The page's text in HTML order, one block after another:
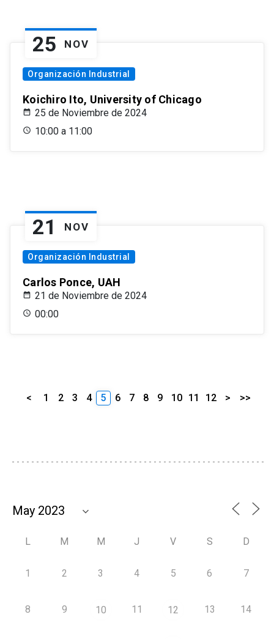
25 NOV
Organización Industrial
Koichiro Ito, University of Chicago
25 de Noviembre de 2024
10:00 a 11:00
21 NOV
Organización Industrial
Carlos Ponce, UAH
21 de Noviembre de 2024
00:00
< 1 2 3 4 5 6 7 8 9 10 11 12 > >>
L M M J V S D
1 2 3 4 5 6 7
8 9 10 11 12 13 14